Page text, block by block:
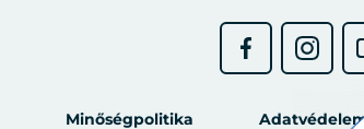
Minőségpolitika